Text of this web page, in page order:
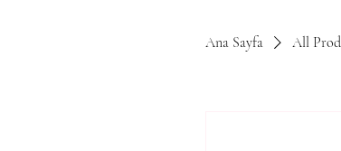
Ana Sayfa All